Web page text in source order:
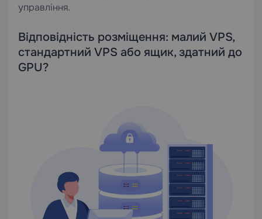
управління.
Відповідність розміщення: малий VPS,
стандартний VPS або ящик, здатний до
GPU?